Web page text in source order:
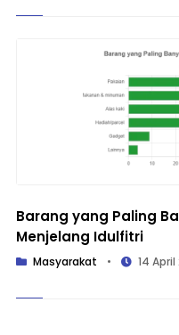
Barang yang Paling
Menjelang Idulfitri
Masyarakat • 14 April